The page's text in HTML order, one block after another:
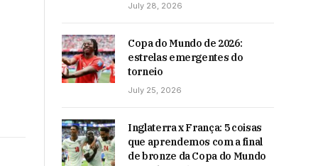
July 28, 2026
Copa do Mundo de 2026:
estrelas emergentes do
torneio
July 25, 2026
Inglaterra x França: 5 coisas
que aprendemos com a final
de bronze da Copa do Mundo